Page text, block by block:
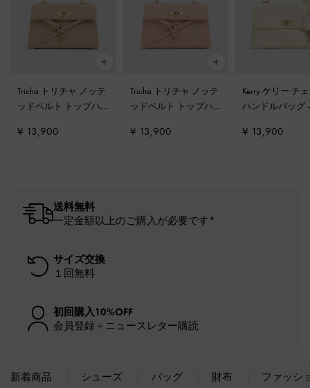
Tricha トリチャ ノッテ
ッドベルト トップハ
ベージュ
¥ 13,900
Tricha トリチャ ノッテ
ッドベルト トップハ
¥ 13,900
Kerry ケリー チ
ハンドルバッグ
¥ 13,900
送料無料
一定金額以上のご購入が必要です*
サイズ交換
１回無料
初回購入10%OFF
会員登録＋ニュースレター購読
新着商品 シューズ バッグ 財布 ファッシ